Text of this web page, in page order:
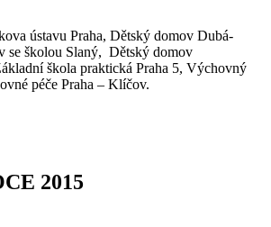
ústavu Praha, Dětský domov Dubá-
se školou Slaný, Dětský domov
škola praktická Praha 5, Výchovný
péče Praha – Klíčov.
2015